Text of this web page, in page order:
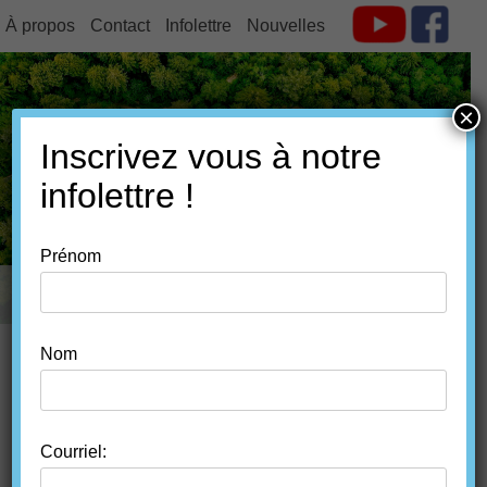
À propos Contact Infolettre Nouvelles
FORÊT ESTRIE
Inscrivez vous à notre
infolettre !
Prénom
Nom
Courriel:
×